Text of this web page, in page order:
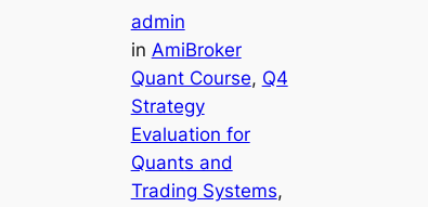
admin
in AmiBroker
Quant Course, Q4
Strategy
Evaluation for
Quants and
Trading Systems